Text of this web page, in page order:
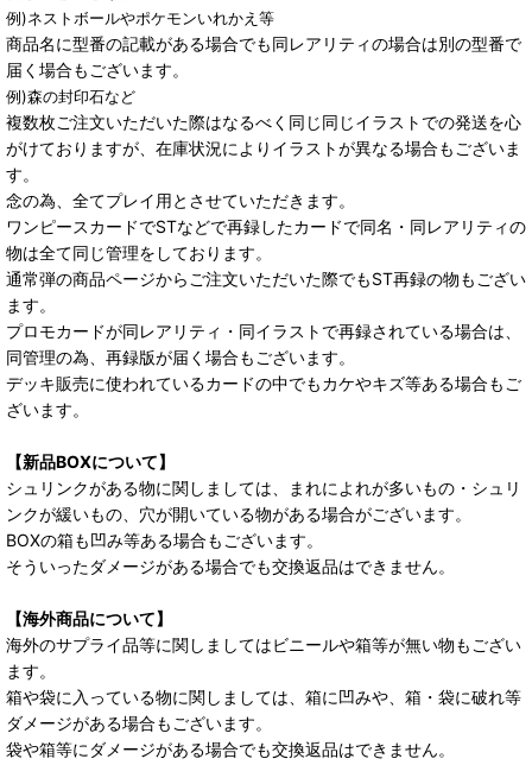
例)ネストボールやポケモンいれかえ等
商品名に型番の記載がある場合でも同レアリティの場合は別の型番で
届く場合もございます。
例)森の封印石など
複数枚ご注文いただいた際はなるべく同じ同じイラストでの発送を心
がけておりますが、在庫状況によりイラストが異なる場合もございま
す。
念の為、全てプレイ用とさせていただきます。
ワンピースカードでSTなどで再録したカードで同名・同レアリティの
物は全て同じ管理をしております。
通常弾の商品ページからご注文いただいた際でもST再録の物もござい
ます。
プロモカードが同レアリティ・同イラストで再録されている場合は、
同管理の為、再録版が届く場合もございます。
デッキ販売に使われているカードの中でもカケやキズ等ある場合もご
ざいます。
【新品BOXについて】
シュリンクがある物に関しましては、まれによれが多いもの・シュリ
ンクが緩いもの、穴が開いている物がある場合がございます。
BOXの箱も凹み等ある場合もございます。
そういったダメージがある場合でも交換返品はできません。
【海外商品について】
海外のサプライ品等に関しましてはビニールや箱等が無い物もござい
ます。
箱や袋に入っている物に関しましては、箱に凹みや、箱・袋に破れ等
ダメージがある場合もございます。
袋や箱等にダメージがある場合でも交換返品はできません。